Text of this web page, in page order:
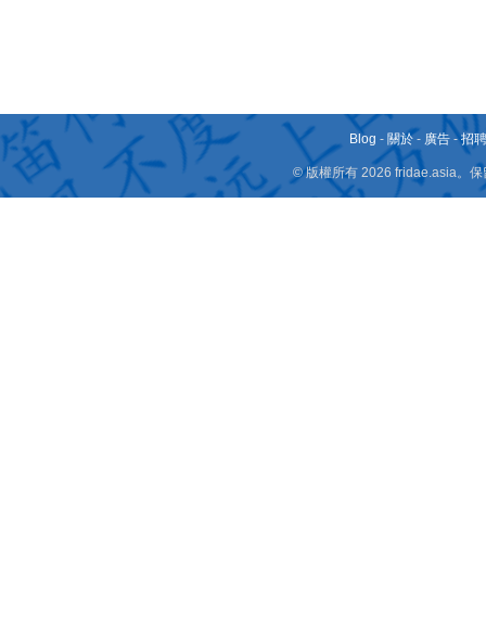
Blog - 關於 - 廣告 -招
© 版權所有 2026 fridae.asia。